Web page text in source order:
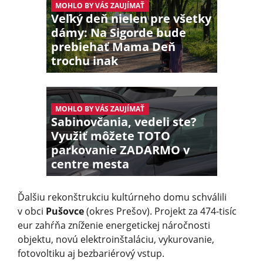
MOHLO BY VÁS ZAUJÍMAŤ
Veľký deň nielen pre všetky
dámy: Na Sigorde bude
prebiehať Mama Deň
trochu inak
MOHLO BY VÁS ZAUJÍMAŤ
Sabinovčania, vedeli ste?
Využiť môžete TOTO
parkovanie ZADARMO v
centre mesta
Ďalšiu rekonštrukciu kultúrneho domu schválili
v obci Pušovce(okres Prešov). Projekt za 474-tisíc
eur zahŕňa zníženie energetickej náročnosti
objektu, novú elektroinštaláciu, vykurovanie,
fotovoltiku aj bezbariérový vstup.